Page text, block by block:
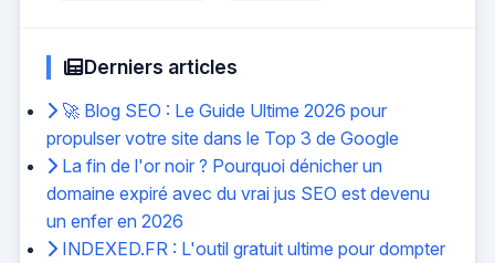
Derniers articles
🚀 Blog SEO : Le Guide Ultime 2026 pour
propulser votre site dans le Top 3 de Google
La fin de l'or noir ? Pourquoi dénicher un
domaine expiré avec du vrai jus SEO est devenu
un enfer en 2026
INDEXED.FR : L'outil gratuit ultime pour dompter